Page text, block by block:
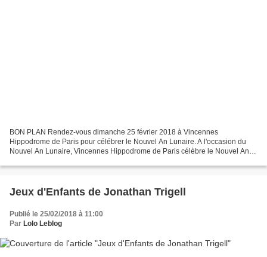
BON PLAN Rendez-vous dimanche 25 février 2018 à Vincennes
Hippodrome de Paris pour célébrer le Nouvel An Lunaire. A l'occasion du
Nouvel An Lunaire, Vincennes Hippodrome de Paris célèbre le Nouvel An
Jeux d'Enfants de Jonathan Trigell
Publié le 25/02/2018 à 11:00
Par Lolo Leblog